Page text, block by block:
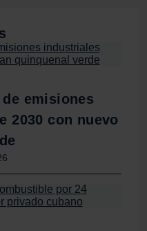
del sitio web con
publicidad y análisis
con otra información
sus servicios.
emisiones
2030 con nuevo